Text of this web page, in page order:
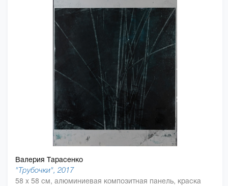
Валерия Тарасенко
"Трубочки", 2017
58 x 58 см, алюминиевая композитная панель, краска